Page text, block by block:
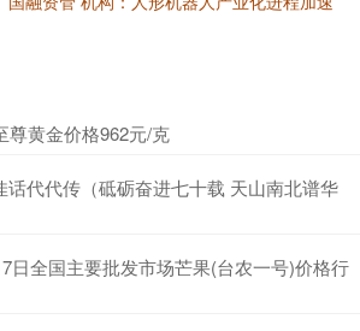
尊黄金价格962元/克
话代代传（砥砺奋进七十载 天山南北谱华
日全国主要批发市场芒果(台农一号)价格行